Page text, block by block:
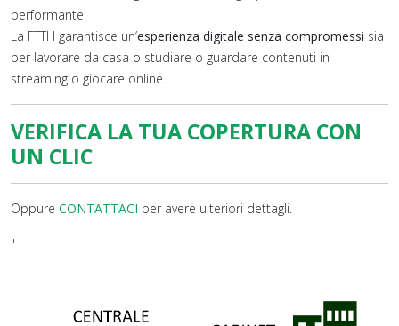
performante.
La FTTH garantisce un’esperienza digitale senza compromessi sia
per lavorare da casa o studiare o guardare contenuti in
streaming o giocare online.
VERIFICA LA TUA COPERTURA CON
UN CLIC
Oppure CONTATTACI per avere ulteriori dettagli.
"